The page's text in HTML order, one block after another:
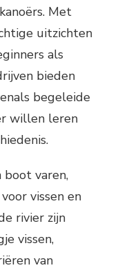
Met
uitzichten
als
bieden
begeleide
willen leren
boot varen,
vissen en
rivier zijn
vissen,
van